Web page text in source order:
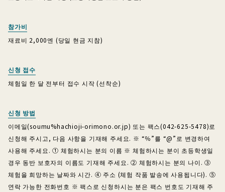
참가비
재료비 2,000엔 (당일 현금 지참)
신청 접수
체험일 한 달 전부터 접수 시작 (선착순)
신청 방법
이메일(soumu%hachioji-orimono.or.jp) 또는 팩스(042-625-5478)로
신청해 주시고, 다음 사항을 기재해 주세요. ※ “％”를 “@”로 변경하여
사용해 주세요. ① 체험하시는 분의 이름 ※ 체험하시는 분이 초등학생일
경우 동반 보호자의 이름도 기재해 주세요. ② 체험하시는 분의 나이. ③
체험을 희망하는 날짜와 시간. ④ 주소 (체험 작품 발송에 사용됩니다). ⑤
연락 가능한 전화번호 ※ 팩스로 신청하시는 분은 팩스 번호도 기재해 주